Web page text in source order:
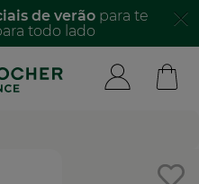
de verão para te
todo lado​